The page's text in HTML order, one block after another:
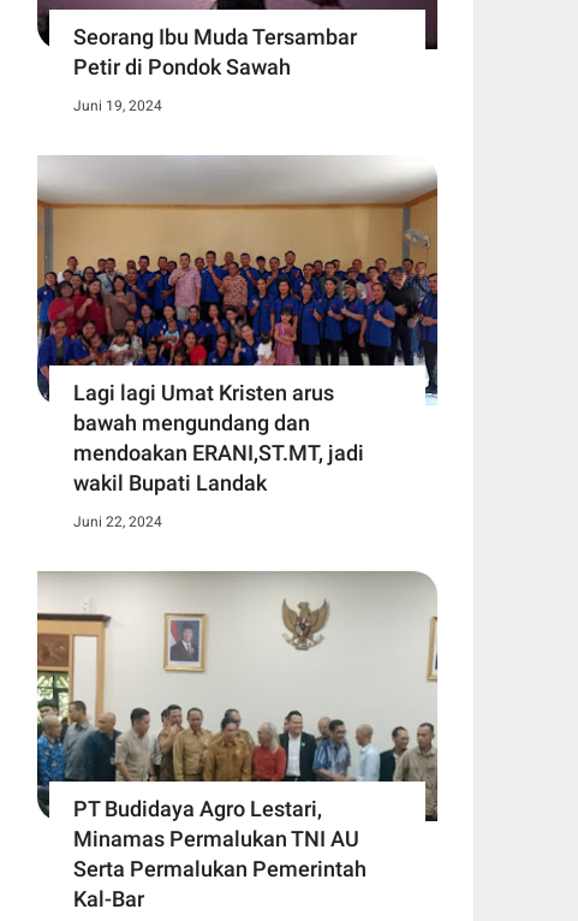
Seorang Ibu Muda Tersambar
Petir di Pondok Sawah
Juni 19, 2024
Lagi lagi Umat Kristen arus
bawah mengundang dan
mendoakan ERANI,ST.MT, jadi
wakil Bupati Landak
Juni 22, 2024
PT Budidaya Agro Lestari,
Minamas Permalukan TNI AU
Serta Permalukan Pemerintah
Kal-Bar